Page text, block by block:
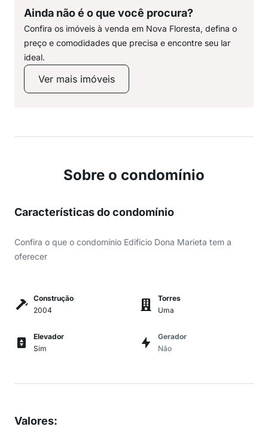
Ainda não é o que você procura?
Confira os imóveis à venda em Nova Floresta, defina o
preço e comodidades que precisa e encontre seu lar
ideal.
Ver mais imóveis
Sobre o condomínio
Características do condomínio
Confira o que o condomínio Edificio Dona Marieta tem a
oferecer
Construção
2004
Torres
Uma
Elevador
Sim
Gerador
Não
Valores: